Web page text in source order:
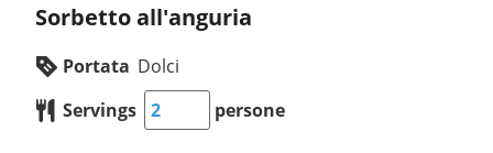
Sorbetto all'anguria
Portata Dolci
Servings
persone